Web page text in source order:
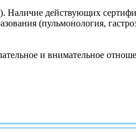
Наличие действующих
(пульмонология,
и внимательное